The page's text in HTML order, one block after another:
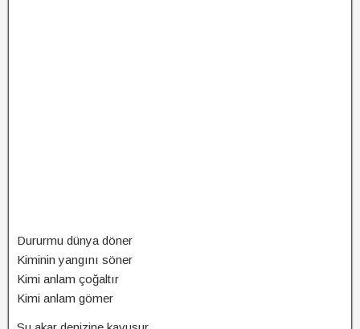
Dururmu dünya döner
Kiminin yangını söner
Kimi anlam çoğaltır
Kimi anlam gömer